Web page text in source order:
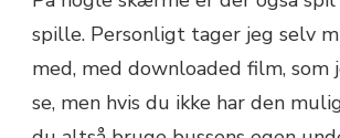
spille. Personligt tager jeg selv
med, med downloaded film, som
se, men hvis du ikke har den